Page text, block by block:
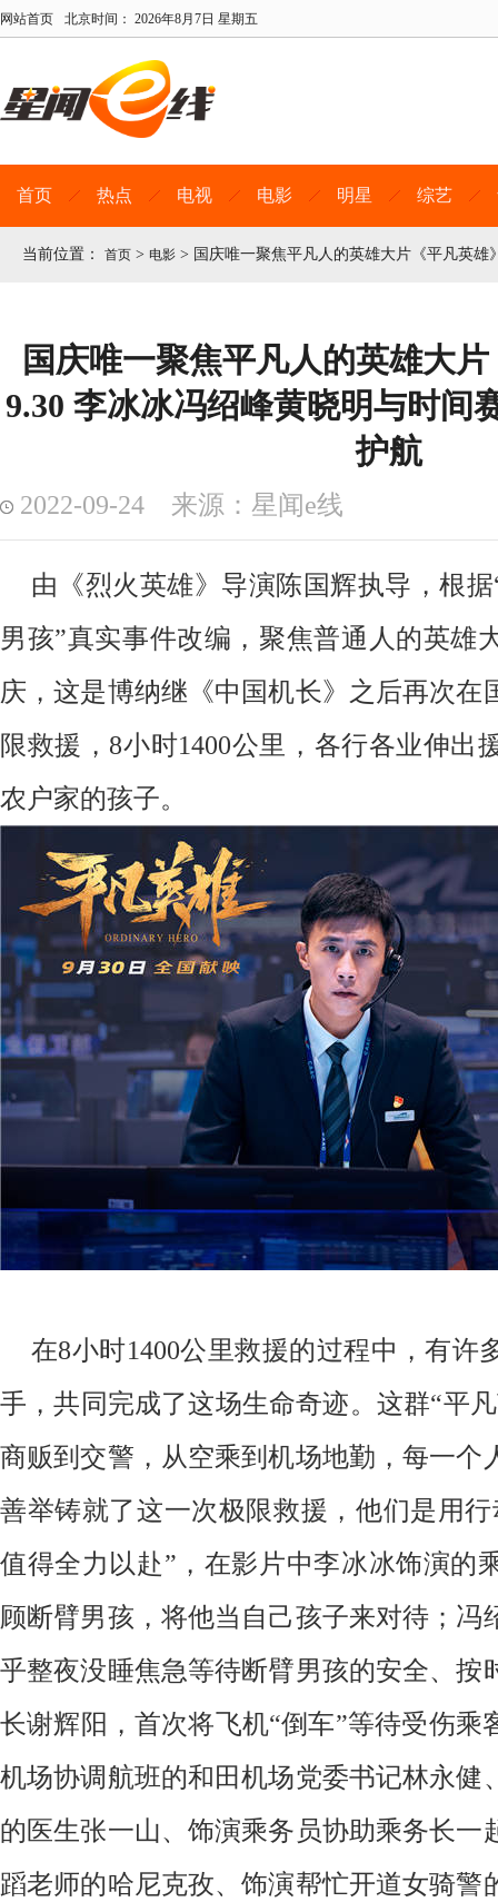
网站首页 北京时间： 2026年8月7日 星期五
首页 热点 电视 电影 明星 综艺
当前位置： 首页 > 电影 > 国庆唯一聚焦平凡人的英雄大片《平凡英
国庆唯一聚焦平凡人的英雄大
9.30 李冰冰冯绍峰黄晓明与时间
护航
2022-09-24 来源：星闻e线
由《烈火英雄》导演陈国辉执导，根据
男孩”真实事件改编，聚焦普通人的英雄
庆，这是博纳继《中国机长》之后再次在
限救援，8小时1400公里，各行各业伸出
农户家的孩子。
在8小时1400公里救援的过程中，有许
手，共同完成了这场生命奇迹。这群“平
商贩到交警，从空乘到机场地勤，每一个
善举铸就了这一次极限救援，他们是用
值得全力以赴”，在影片中李冰冰饰演的
顾断臂男孩，将他当自己孩子来对待；冯
乎整夜没睡焦急等待断臂男孩的安全、按
长谢辉阳，首次将飞机“倒车”等待受伤乘
机场协调航班的和田机场党委书记林永健
的医生张一山、饰演乘务员协助乘务长一
蹈老师的哈尼克孜、饰演帮忙开道女骑警